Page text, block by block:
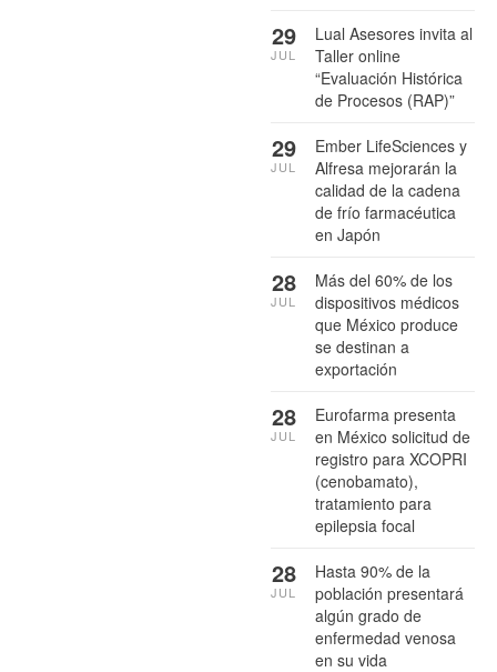
Lual Asesores invita al
Taller online
“Evaluación Histórica
de Procesos (RAP)”
29
JUL
Ember LifeSciences y
Alfresa mejorarán la
calidad de la cadena
de frío farmacéutica
en Japón
29
JUL
Más del 60% de los
dispositivos médicos
que México produce
se destinan a
exportación
28
JUL
Eurofarma presenta
en México solicitud de
registro para XCOPRI
(cenobamato),
tratamiento para
epilepsia focal
28
JUL
Hasta 90% de la
población presentará
algún grado de
enfermedad venosa
en su vida
28
JUL